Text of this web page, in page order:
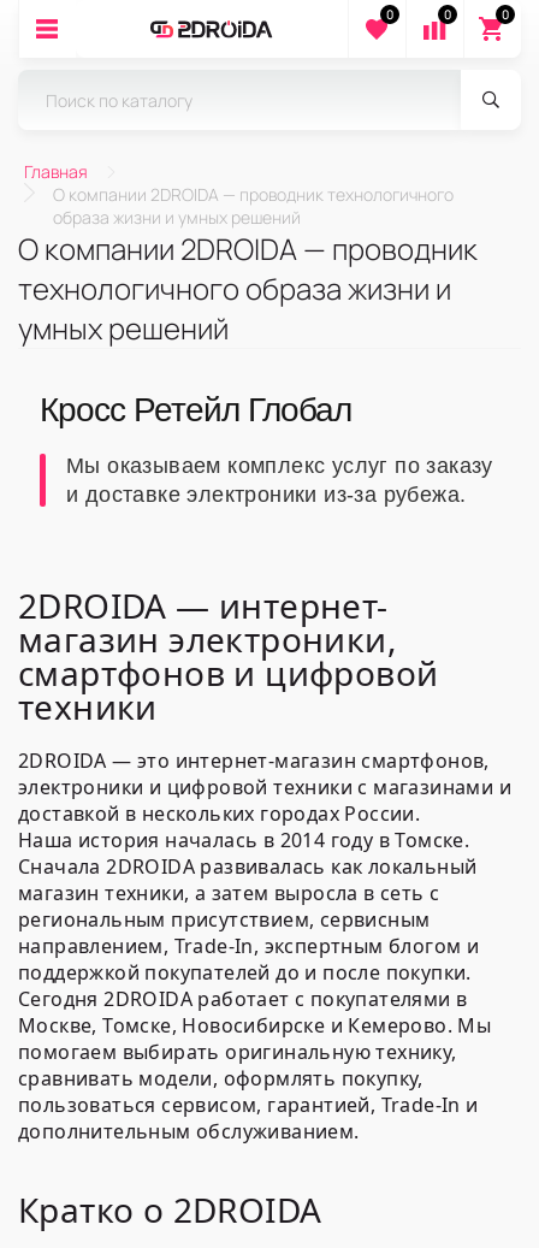
0 0 0
Главная
О компании 2DROIDA — проводник технологичного
образа жизни и умных решений
О компании 2DROIDA — проводник
технологичного образа жизни и
умных решений
Кросс Ретейл Глобал
Мы оказываем комплекс услуг по заказу
и доставке электроники из-за рубежа.
2DROIDA — интернет-
магазин электроники,
смартфонов и цифровой
техники
2DROIDA — это интернет-магазин смартфонов,
электроники и цифровой техники с магазинами и
доставкой в нескольких городах России.
Наша история началась в 2014 году в Томске.
Сначала 2DROIDA развивалась как локальный
магазин техники, а затем выросла в сеть с
региональным присутствием, сервисным
направлением, Trade-In, экспертным блогом и
поддержкой покупателей до и после покупки.
Сегодня 2DROIDA работает с покупателями в
Москве, Томске, Новосибирске и Кемерово. Мы
помогаем выбирать оригинальную технику,
сравнивать модели, оформлять покупку,
пользоваться сервисом, гарантией, Trade-In и
дополнительным обслуживанием.
Кратко о 2DROIDA